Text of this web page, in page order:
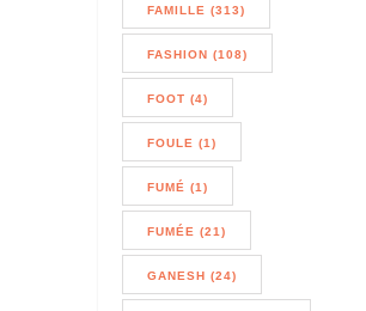
FAMILLE (313)
FASHION (108)
FOOT (4)
FOULE (1)
FUMÉ (1)
FUMÉE (21)
GANESH (24)